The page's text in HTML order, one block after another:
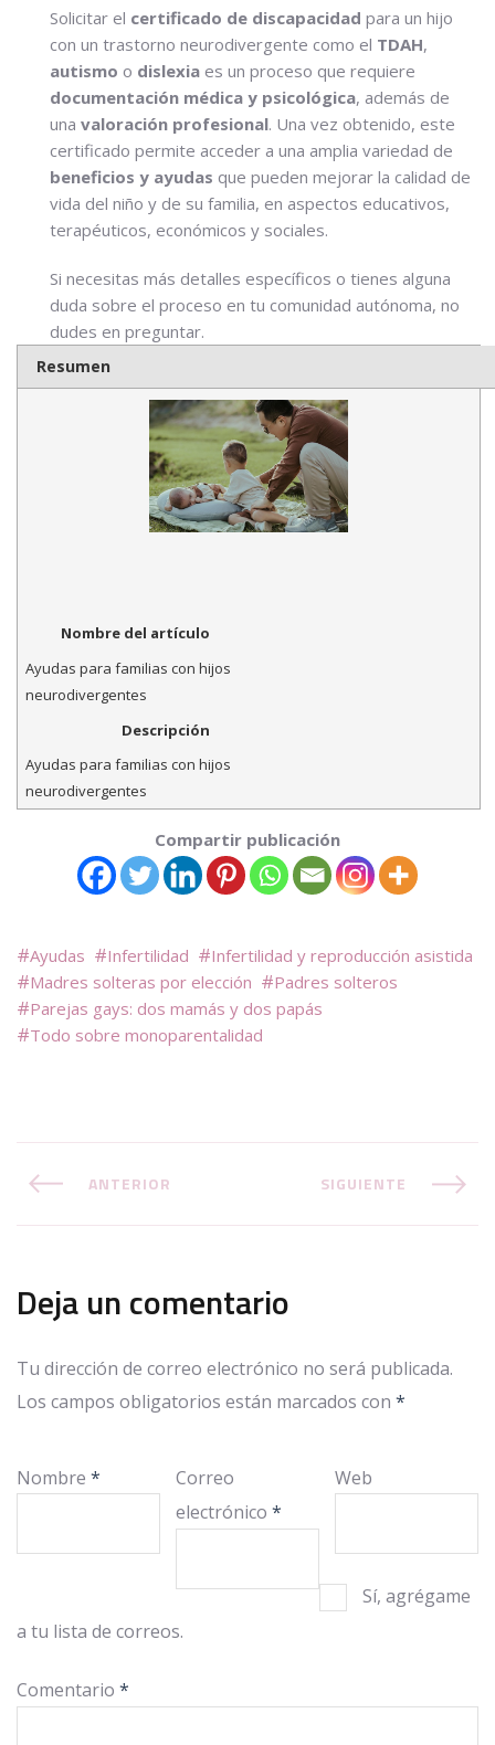
Solicitar el certificado de discapacidad para un hijo
con un trastorno neurodivergente como el TDAH,
autismo o dislexia es un proceso que requiere
documentación médica y psicológica, además de
una valoración profesional. Una vez obtenido, este
certificado permite acceder a una amplia variedad de
beneficios y ayudas que pueden mejorar la calidad de
vida del niño y de su familia, en aspectos educativos,
terapéuticos, económicos y sociales.
Si necesitas más detalles específicos o tienes alguna
duda sobre el proceso en tu comunidad autónoma, no
dudes en preguntar.
Resumen
Nombre del artículo
Ayudas para familias con hijos
neurodivergentes
Descripción
Ayudas para familias con hijos
neurodivergentes
Compartir publicación
Ayudas Infertilidad
Infertilidad y reproducción asistida
Madres solteras por elección
Padres solteros
Parejas gays: dos mamás y dos papás
Todo sobre monoparentalidad
ANTERIOR SIGUIENTE
Deja un comentario
Tu dirección de correo electrónico no será publicada.
Los campos obligatorios están marcados con *
Nombre *
Correo
electrónico*
Web
Sí, agrégame
a tu lista de correos.
Comentario *